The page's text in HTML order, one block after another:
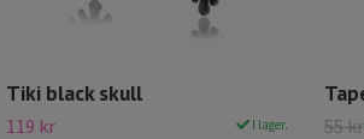
Tiki black skull
119 kr I lager. 55 kr